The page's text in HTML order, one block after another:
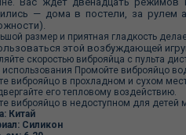
— дома в постели, за рулем
размер и приятная гладкость
этой возбуждающей
скоростью виброяйца с пульта
использования Промойте виброяйцо
виброяйцо в прохладном и сухом
его тепловому воздействию.
виброяйцо в недоступном для детей
Китай
Силикон